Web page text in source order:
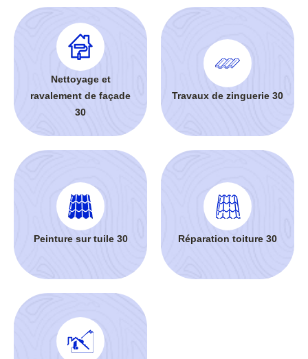
Nettoyage et
ravalement de façade
30
Travaux de zinguerie 30
Peinture sur tuile 30 Réparation toiture 30